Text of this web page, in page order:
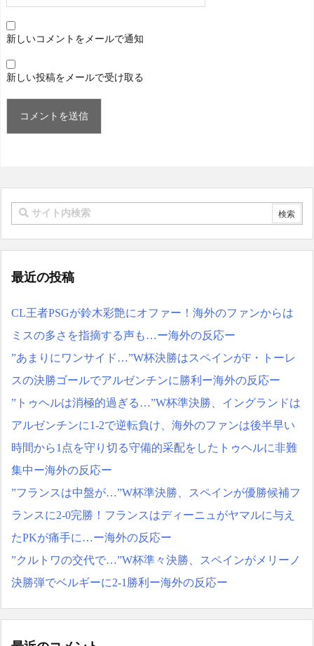
新しいコメントをメールで通知
新しい投稿をメールで受け取る
最近の投稿
CL王者PSGが鈴木彩艶にオファー！海外のファンからは
ミスの多さを指摘する声も…ー海外の反応ー
”あまりにワンサイド…”W杯決勝はスペインがF・トーレ
スの決勝ゴールでアルゼンチンに勝利ー海外の反応ー
”トゥヘルは消極的過ぎる…”W杯準決勝、イングランドは
アルゼンチンに1-2で逆転負け、海外のファンは後半早い
時間から1点を守り切る守備的采配をしたトゥヘルに非難
集中ー海外の反応ー
”フランスは中盤が…”W杯準決勝、スペインが優勝候補フ
ランスに2-0完勝！フランスはディーニュがヤマルに与え
たPKが痛手に…ー海外の反応ー
”クルトワの交代で…”W杯準々決勝、スペインがメリーノ
決勝弾でベルギーに2-1勝利ー海外の反応ー